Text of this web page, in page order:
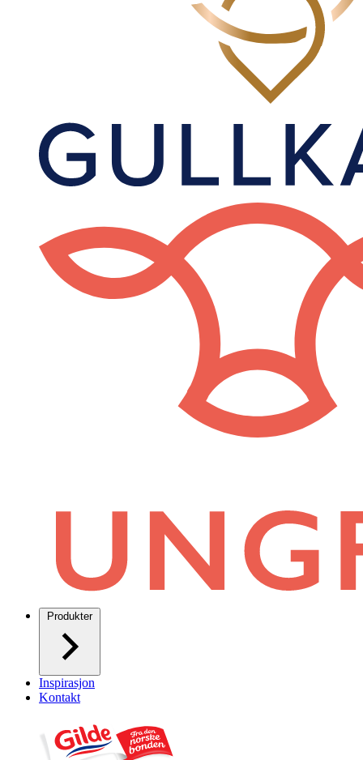
Produkter
Inspirasjon
Kontakt